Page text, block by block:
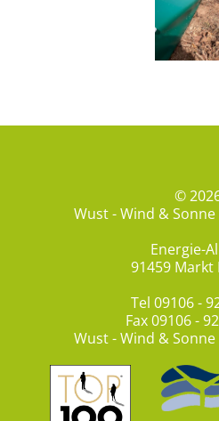
©
Wust - Wind & Sonne
Energie-
91459 Markt
Tel 09106 -
Fax 09106 -
Wust - Wind & Sonne